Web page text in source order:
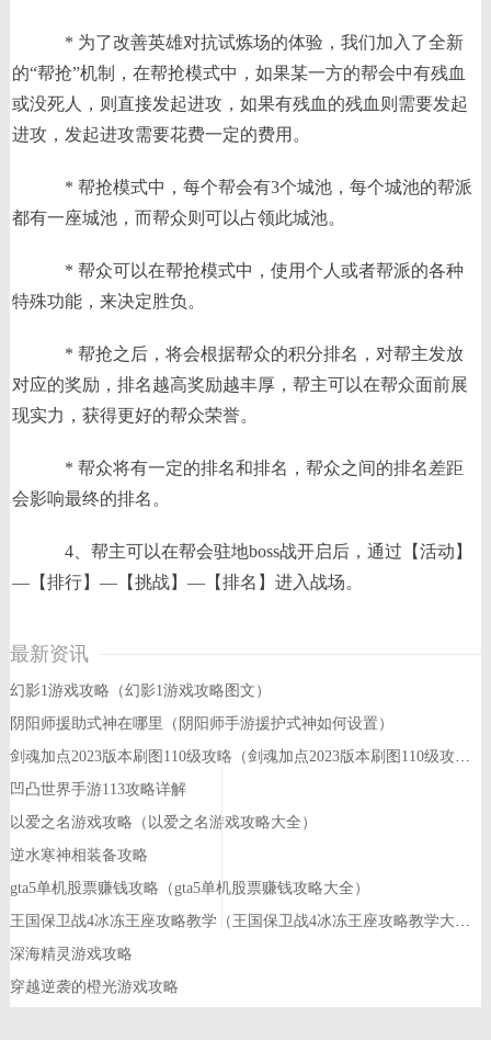
* 为了改善英雄对抗试炼场的体验，我们加入了全新
的“帮抢”机制，在帮抢模式中，如果某一方的帮会中有残血
或没死人，则直接发起进攻，如果有残血的残血则需要发起
进攻，发起进攻需要花费一定的费用。
* 帮抢模式中，每个帮会有3个城池，每个城池的帮派
都有一座城池，而帮众则可以占领此城池。
* 帮众可以在帮抢模式中，使用个人或者帮派的各种
特殊功能，来决定胜负。
* 帮抢之后，将会根据帮众的积分排名，对帮主发放
对应的奖励，排名越高奖励越丰厚，帮主可以在帮众面前展
现实力，获得更好的帮众荣誉。
* 帮众将有一定的排名和排名，帮众之间的排名差距
会影响最终的排名。
4、帮主可以在帮会驻地boss战开启后，通过【活动】
—【排行】—【挑战】—【排名】进入战场。
最新资讯
幻影1游戏攻略（幻影1游戏攻略图文）
阴阳师援助式神在哪里（阴阳师手游援护式神如何设置）
剑魂加点2023版本刷图110级攻略（剑魂加点2023版本刷图110级攻略大全）
凹凸世界手游113攻略详解
以爱之名游戏攻略（以爱之名游戏攻略大全）
逆水寒神相装备攻略
gta5单机股票赚钱攻略（gta5单机股票赚钱攻略大全）
王国保卫战4冰冻王座攻略教学（王国保卫战4冰冻王座攻略教学大全）
深海精灵游戏攻略
穿越逆袭的橙光游戏攻略